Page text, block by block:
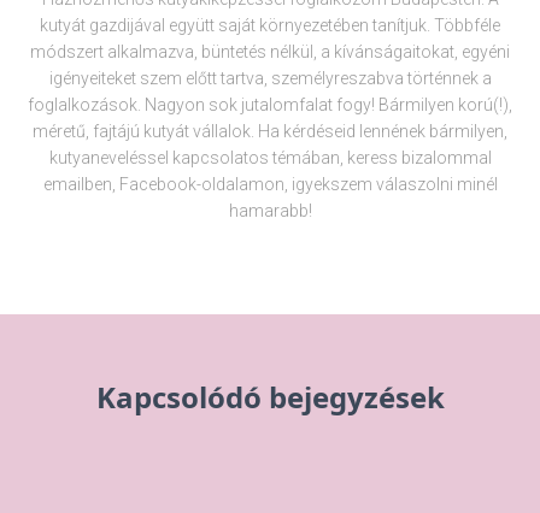
kutyát gazdijával együtt saját környezetében tanítjuk. Többféle
módszert alkalmazva, büntetés nélkül, a kívánságaitokat, egyéni
igényeiteket szem előtt tartva, személyreszabva történnek a
foglalkozások. Nagyon sok jutalomfalat fogy! Bármilyen korú(!),
méretű, fajtájú kutyát vállalok. Ha kérdéseid lennének bármilyen,
kutyaneveléssel kapcsolatos témában, keress bizalommal
emailben, Facebook-oldalamon, igyekszem válaszolni minél
hamarabb!
Kapcsolódó bejegyzések